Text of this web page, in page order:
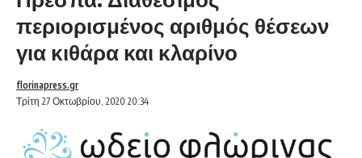
περιορισμένος αριθμός θέσεων
για κιθάρα και κλαρίνο
Τρίτη 27 Οκτωβρίου, 2020 20:34
florinapress.gr